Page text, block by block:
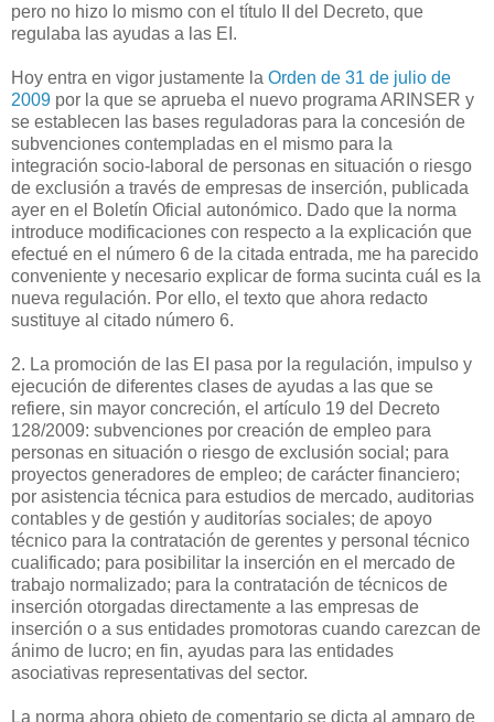
pero no hizo lo mismo con el título II del Decreto, que
regulaba las ayudas a las EI.
Hoy entra en vigor justamente la Orden de 31 de julio de
2009 por la que se aprueba el nuevo programa ARINSER y
se establecen las bases reguladoras para la concesión de
subvenciones contempladas en el mismo para la
integración socio-laboral de personas en situación o riesgo
de exclusión a través de empresas de inserción, publicada
ayer en el Boletín Oficial autonómico. Dado que la norma
introduce modificaciones con respecto a la explicación que
efectué en el número 6 de la citada entrada, me ha parecido
conveniente y necesario explicar de forma sucinta cuál es la
nueva regulación. Por ello, el texto que ahora redacto
sustituye al citado número 6.
2. La promoción de las EI pasa por la regulación, impulso y
ejecución de diferentes clases de ayudas a las que se
refiere, sin mayor concreción, el artículo 19 del Decreto
128/2009: subvenciones por creación de empleo para
personas en situación o riesgo de exclusión social; para
proyectos generadores de empleo; de carácter financiero;
por asistencia técnica para estudios de mercado, auditorias
contables y de gestión y auditorías sociales; de apoyo
técnico para la contratación de gerentes y personal técnico
cualificado; para posibilitar la inserción en el mercado de
trabajo normalizado; para la contratación de técnicos de
inserción otorgadas directamente a las empresas de
inserción o a sus entidades promotoras cuando carezcan de
ánimo de lucro; en fin, ayudas para las entidades
asociativas representativas del sector.
La norma ahora objeto de comentario se dicta al amparo de